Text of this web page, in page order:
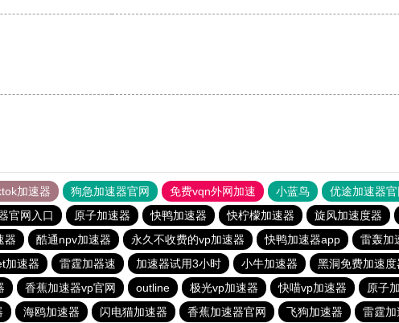
加速器 狗急加速器官网 免费vqn外网加速 小蓝鸟 优途加速器官
官网入口 原子加速器 快鸭加速器 快柠檬加速器 旋风加速度器
器 酷通npv加速器 永久不收费的vp加速器 快鸭加速器app 雷轰加
加速器 雷霆加器速 加速器试用3小时 小牛加速器 黑洞免费加速
香蕉加速器vp官网 outline 极光vp加速器 快喵vp加速器 原子
海鸥加速器 闪电猫加速器 香蕉加速器官网 飞狗加速器 雷霆加